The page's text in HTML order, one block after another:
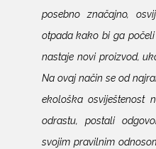
posebno značajno,
otpada kako bi ga
nastaje novi proizvod,
Na ovaj način se od
ekološka osviještenost
odrastu, postali
svojim pravilnim